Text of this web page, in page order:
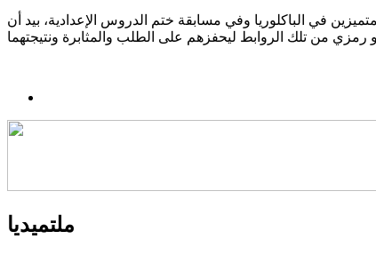
في الباكلوريا وفي مسابقة ختم الدروس الإعدادية، بيد أن
ملتميديا